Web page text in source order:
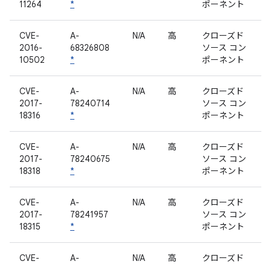
11264
*
ポーネント
CVE-
2016-
10502
A-
68326808
*
N/A 高
クローズド
ソース コン
ポーネント
CVE-
2017-
18316
A-
78240714
*
N/A 高
クローズド
ソース コン
ポーネント
CVE-
2017-
18318
A-
78240675
*
N/A 高
クローズド
ソース コン
ポーネント
CVE-
2017-
18315
A-
78241957
*
N/A 高
クローズド
ソース コン
ポーネント
CVE-
A-
N/A 高
クローズド